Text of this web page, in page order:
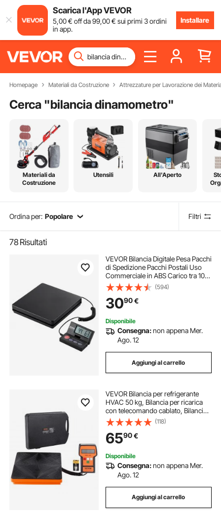
Scarica l'App VEVOR
5,00€ off da99,00€ sui primi 3 ordini
in app.
Installare
Homepage Materiali da Costruzione Attrezzature per Lavorazione dei
Cerca "bilancia dinamometro"
Materiali da
Costruzione
Utensili All'Aperto
Ordina per: Popolare Filtri
78 Risultati
VEVOR Bilancia Digitale Pesa Pacchi
di Spedizione Pacchi Postali Uso
Commerciale in ABS Carico tra 10g-
50kg per Corriere Fattoria, Bilancia
per Pacchi 250 x 250 x 43 mm
Schermo LCD Funzione Tara Hold
(594)
3090€
Disponibile
Consegna:non appena Mer.
Ago. 12
Aggiungi al carrello
VEVOR Bilancia per refrigerante
HVAC 50 kg, Bilancia per ricarica
con telecomando cablato, Bilancia
per recupero elettronico digitale ad
alta precisione da 2 g con custodia
(118)
6590€
Disponibile
Consegna:non appena Mer.
Ago. 12
Aggiungi al carrello